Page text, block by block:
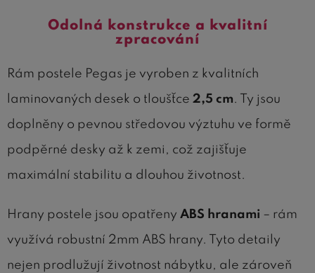
Odolná konstrukce a kvalitní
zpracování
Rám postele Pegas je vyroben z kvalitních
laminovaných desek o tloušťce 2,5 cm . Ty jsou
doplněny o pevnou středovou výztuhu ve formě
podpěrné desky až k zemi, což zajišťuje
maximální stabilitu a dlouhou životnost.
Hrany postele jsou opatřeny ABS hranami – rám
využívá robustní 2mm ABS hrany. Tyto detaily
nejen prodlužují životnost nábytku, ale zároveň